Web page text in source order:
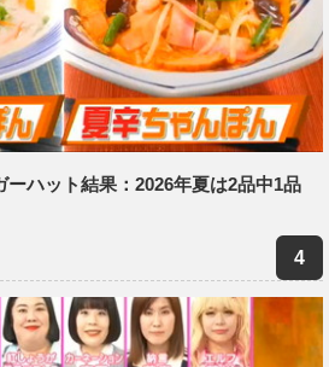
ーハット結果：2026年夏は2品中1品